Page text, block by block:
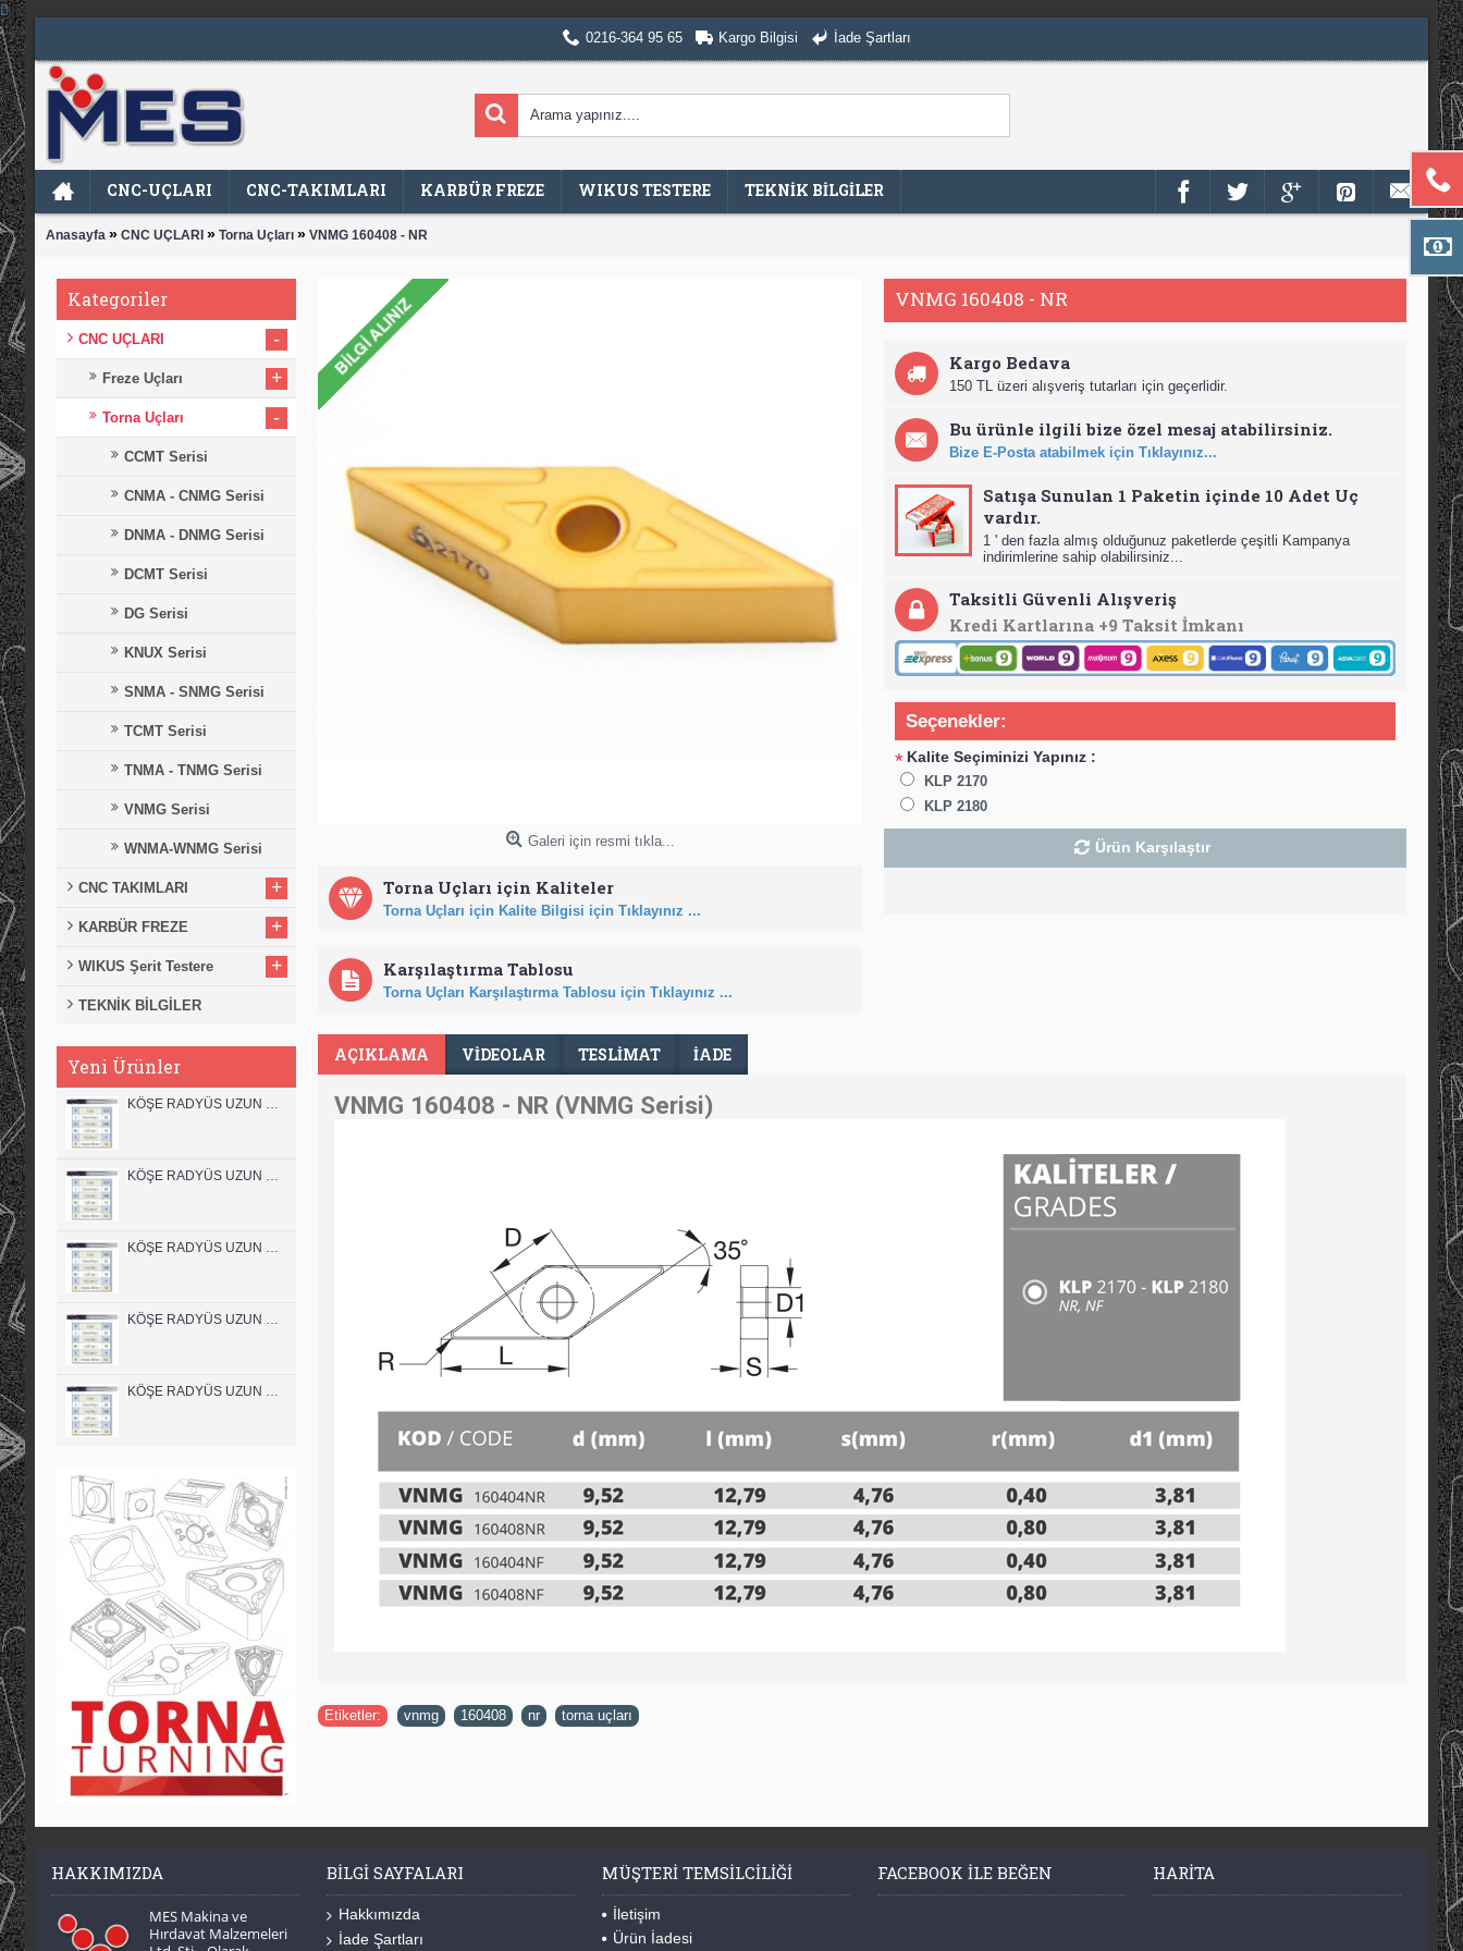
0216-364 95 65 Kargo Bilgisi İade Şartları
CNC-UÇLARI CNC-TAKIMLARI KARBÜR FREZE WIKUS TESTERE TEKNİK BİLGİLER
Anasayfa » CNC UÇLARI » Torna Uçları » VNMG 160408 - NR
Kategoriler
CNC UÇLARI -
Freze Uçları +
Torna Uçları -
CCMT Serisi
CNMA - CNMG Serisi
DNMA - DNMG Serisi
DCMT Serisi
DG Serisi
KNUX Serisi
SNMA - SNMG Serisi
TCMT Serisi
TNMA - TNMG Serisi
VNMG Serisi
WNMA-WNMG Serisi
CNC TAKIMLARI +
KARBÜR FREZE +
WIKUS Şerit Testere +
TEKNİK BİLGİLER
Yeni Ürünler
Galeri için resmi tıkla...
Torna Uçları için Kaliteler
Torna Uçları için Kalite Bilgisi için Tıklayınız ...
Karşılaştırma Tablosu
Torna Uçları Karşılaştırma Tablosu için Tıklayınız ...
VNMG 160408 - NR
Kargo Bedava
150 TL üzeri alışveriş tutarları için geçerlidir.
Bu ürünle ilgili bize özel mesaj atabilirsiniz.
Bize E-Posta atabilmek için Tıklayınız...
Satışa Sunulan 1 Paketin içinde 10 Adet Uç
vardır.
1 ' den fazla almış olduğunuz paketlerde çeşitli Kampanya
indirimlerine sahip olabilirsiniz...
Taksitli Güvenli Alışveriş
Kredi Kartlarına +9 Taksit İmkanı
Seçenekler:
* Kalite Seçiminizi Yapınız :
KLP 2170
KLP 2180
Ürün Karşılaştır
AÇIKLAMA VIDEOLAR TESLIMAT İADE
VNMG 160408 - NR (VNMG Serisi)
Etiketler: vnmg 160408 nr torna uçları
HAKKIMIZDA
MES Makina ve
Hırdavat Malzemeleri
BILGI SAYFALARI
Hakkımızda
İade Şartları
MÜŞTERI TEMSILCILIĞI
İletişim
Ürün İadesi
FACEBOOK ILE BEĞEN HARITA